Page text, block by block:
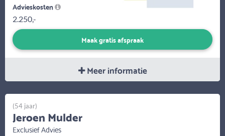
Advieskosten
2.250,-
Maak gratis afspraak
Meer informatie
(54 jaar)
Jeroen Mulder
Exclusief Advies